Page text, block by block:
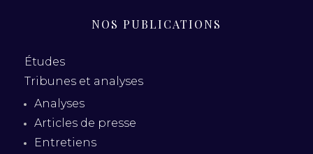
NOS PUBLICATIONS
Études
Tribunes et analyses
Analyses
Articles de presse
Entretiens